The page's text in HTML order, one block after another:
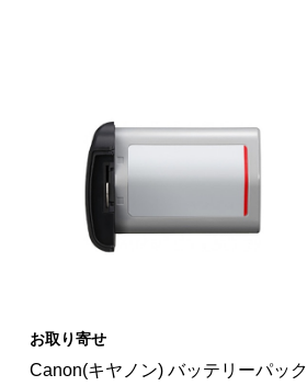
お取り寄せ
Canon(キヤノン) バッテリーパック